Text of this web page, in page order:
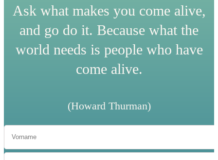
Ask what makes you come alive,
and go do it. Because what the
world needs is people who have
come alive.
(Howard Thurman)